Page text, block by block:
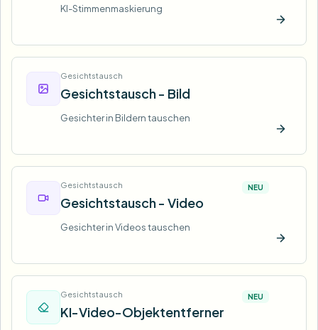
KI-Stimmenmaskierung
Jetzt
Gesichtstausch
Gesichtstausch - Bild
Gesichter in Bildern tauschen
Jetzt
Gesichtstausch
Gesichtstausch - Video
NEU
Gesichter in Videos tauschen
Jetzt
Gesichtstausch
KI-Video-Objektentferner
NEU